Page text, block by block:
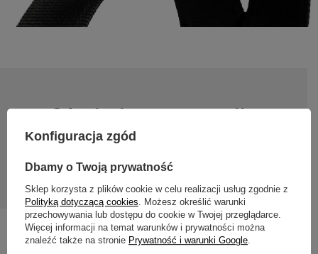
24 miesiące gwarancji
zakupu do reklamacji.
Konfiguracja zgód
Dbamy o Twoją prywatność
Sklep korzysta z plików cookie w celu realizacji usług zgodnie z
Polityką dotyczącą cookies. Możesz określić warunki
przechowywania lub dostępu do cookie w Twojej przeglądarce.
Więcej informacji na temat warunków i prywatności można
znaleźć także na stronie Prywatność i warunki Google.